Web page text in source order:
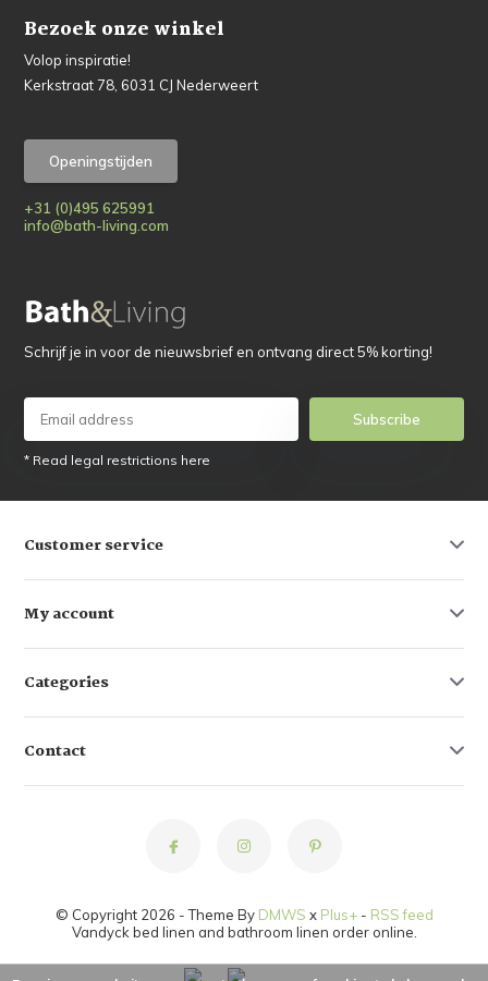
Bezoek onze winkel
Volop inspiratie!
Kerkstraat 78, 6031 CJ Nederweert
Openingstijden
+31 (0)495 625991
info@bath-living.com
Schrijf je in voor de nieuwsbrief en ontvang direct 5% korting!
Subscribe
* Read legal restrictions here
Customer service
My account
Categories
Contact
© Copyright 2026 - Theme By DMWS x Plus+- RSS feed
Vandyck bed linen and bathroom linen order online.